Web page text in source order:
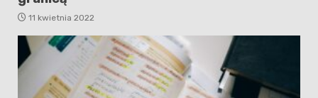
11 kwietnia 2022